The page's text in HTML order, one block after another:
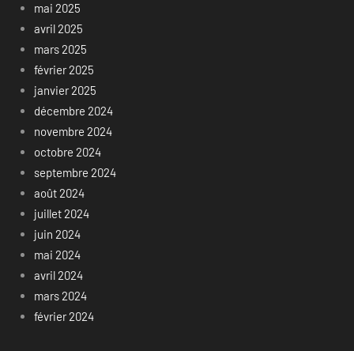
mai 2025
avril 2025
mars 2025
février 2025
janvier 2025
décembre 2024
novembre 2024
octobre 2024
septembre 2024
août 2024
juillet 2024
juin 2024
mai 2024
avril 2024
mars 2024
février 2024